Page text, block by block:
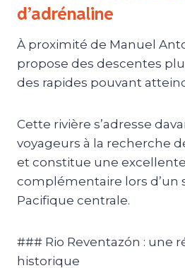
d’adrénaline
À proximité de Manuel
propose des descentes
des rapides pouvant
Cette rivière s’adresse
voyageurs à la recherche
et constitue une
complémentaire lors d’un
Pacifique centrale.
### Rio Reventazón : une
historique